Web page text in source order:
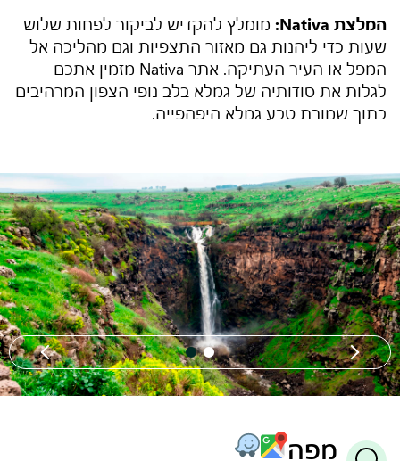
המלצת Nativa:
מומלץ להקדיש לביקור לפחות שלוש
שעות כדי ליהנות גם מאזור התצפיות וגם מהליכה אל
המפל או העיר העתיקה. אתר Nativa מזמין אתכם
לגלות את סודותיה של גמלא בלב נופי הצפון המרהיבים
בתוך שמורת טבע גמלא היפהפייה.
מפה